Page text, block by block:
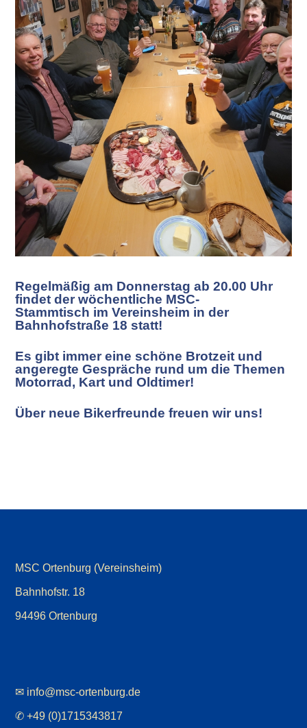
Regelmäßig am Donnerstag ab 20.00 Uhr
findet der wöchentliche MSC-
Stammtisch im Vereinsheim in der
Bahnhofstraße 18 statt!
Es gibt immer eine schöne Brotzeit und
angeregte Gespräche rund um die Themen
Motorrad, Kart und Oldtimer!
Über neue Bikerfreunde freuen wir uns!
MSC Ortenburg (Vereinsheim)
Bahnhofstr. 18
94496 Ortenburg
✉ info@msc-ortenburg.de
✆ +49 (0)1715343817